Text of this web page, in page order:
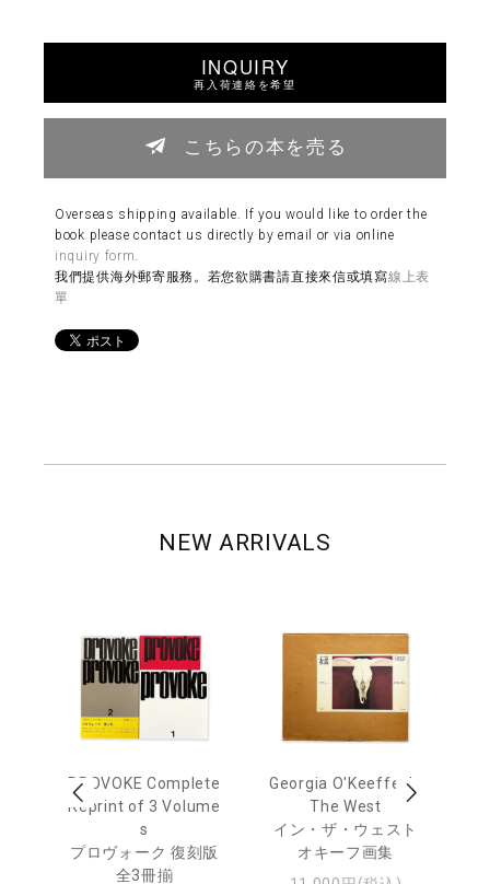
INQUIRY
再入荷連絡を希望
こちらの本を売る
Overseas shipping available. If you would like to order the
book please contact us directly by email or via online
inquiry form
我們提供海外郵寄服務。若您欲購書請直接來信或填寫線上表
單
NEW ARRIVALS
PROVOKE Complete
Reprint of 3 Volume
s
プロヴォーク 復刻版
全3冊揃
Georgia O'Keeffe: In
The West
イン・ザ・ウェスト
オキーフ画集